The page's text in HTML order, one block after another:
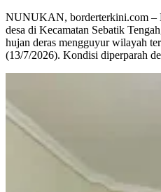
NUNUKAN, borderterkini.com –
desa di Kecamatan Sebatik
hujan deras mengguyur wilayah
(13/7/2026). Kondisi diperparah